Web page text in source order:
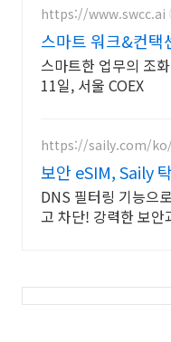
https://www.swcc.ai
스마트 워크&컨택
스마트한 업무의 조
11일, 서울 COEX
https://saily.com/ko/
보안 eSIM, Saily
안정적인 연결
DNS 필터링 기능으
고 차단! 강력한 보안